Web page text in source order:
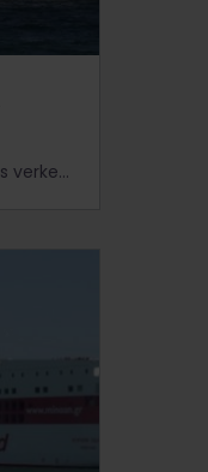
Die Fähren von Irish Ferries verkehren zwischen Irland und Frankreich oder Wales. Inhaber eines Interrail-Passes erhalten eine Ermäßigung für Fahrten mit Irish Ferries.